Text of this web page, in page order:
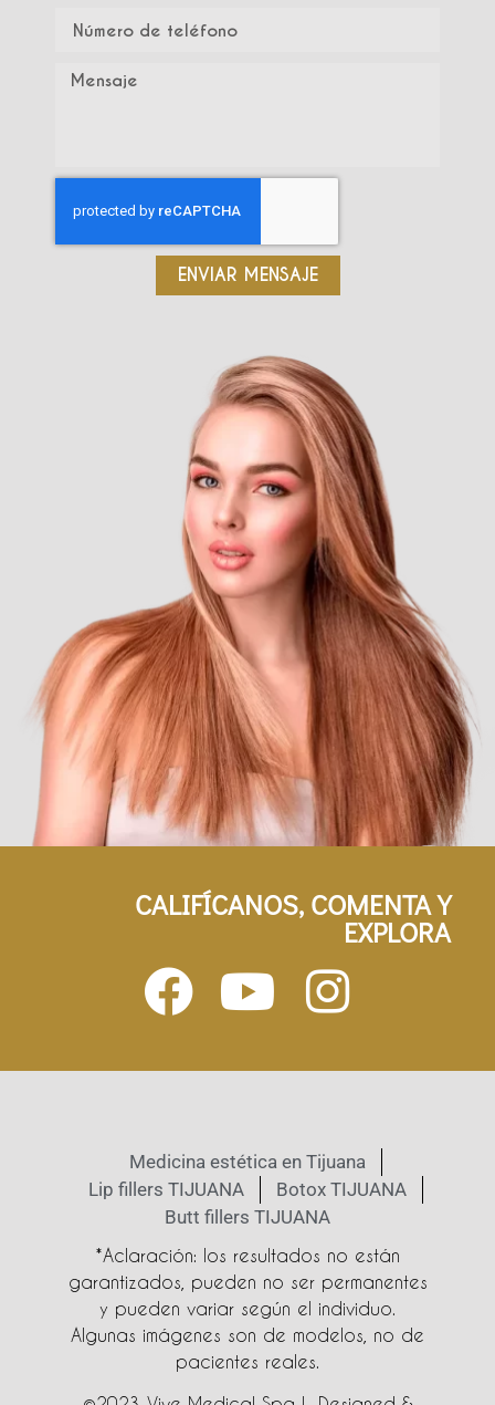
ENVIAR MENSAJE
CALIFÍCANOS, COMENTA Y
EXPLORA
Medicina estética en Tijuana
Lip fillers TIJUANA
Botox TIJUANA
Butt fillers TIJUANA
*Aclaración: los resultados no están
garantizados, pueden no ser permanentes
y pueden variar según el individuo.
Algunas imágenes son de modelos, no de
pacientes reales.